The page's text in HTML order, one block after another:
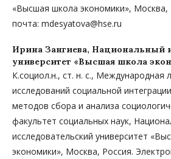
«Высшая школа экономики», Москва,
почта: mdesyatova@hse.ru
Ирина Зангиева, Национальный
университет «Высшая школа
К.социол.н., ст. н. с., Международная
исследований социальной
методов сбора и анализа
факультет социальных наук,
исследовательский университет
экономики», Москва, Россия.